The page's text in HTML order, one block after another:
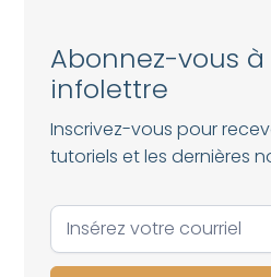
Abonnez-vous
infolettre
Inscrivez-vous pour
tutoriels et les dernières